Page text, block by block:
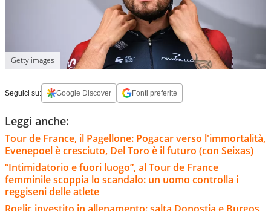
Getty images
Seguici su: Google Discover Fonti preferite
Leggi anche:
Tour de France, il Pagellone: Pogacar verso l'immortalità,
Evenepoel è cresciuto, Del Toro è il futuro (con Seixas)
“Intimidatorio e fuori luogo”, al Tour de France
femminile scoppia lo scandalo: un uomo controlla i
reggiseni delle atlete